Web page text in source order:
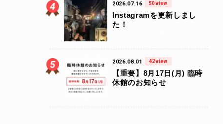
2026.07.16 50view
Instagramを更新しまし
た！
2026.08.01 42view
【重要】8月17日(月) 臨時
休館のお知らせ